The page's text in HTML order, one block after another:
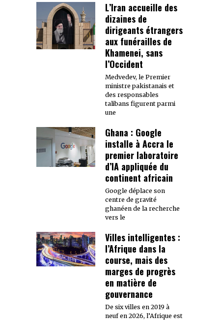
L’Iran accueille des
dizaines de
dirigeants étrangers
aux funérailles de
Khamenei, sans
l’Occident
Medvedev, le Premier
ministre pakistanais et
des responsables
talibans figurent parmi
une
Ghana : Google
installe à Accra le
premier laboratoire
d’IA appliquée du
continent africain
Google déplace son
centre de gravité
ghanéen de la recherche
vers le
Villes intelligentes :
l’Afrique dans la
course, mais des
marges de progrès
en matière de
gouvernance
De six villes en 2019 à
neuf en 2026, l’Afrique est